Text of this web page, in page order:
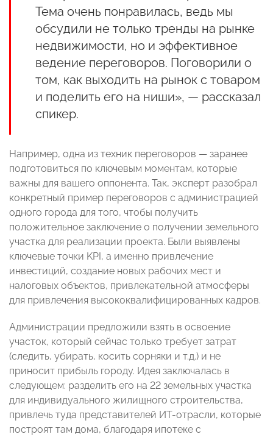
Тема очень понравилась, ведь мы
обсудили не только тренды на рынке
недвижимости, но и эффективное
ведение переговоров. Поговорили о
том, как выходить на рынок с товаром
и поделить его на ниши», — рассказал
спикер.
Например, одна из техник переговоров — заранее
подготовиться по ключевым моментам, которые
важны для вашего оппонента. Так, эксперт разобрал
конкретный пример переговоров с администрацией
одного города для того, чтобы получить
положительное заключение о получении земельного
участка для реализации проекта. Были выявлены
ключевые точки KPI, а именно привлечение
инвестиций, создание новых рабочих мест и
налоговых объектов, привлекательной атмосферы
для привлечения высококвалифицированных кадров.
Администрации предложили взять в освоение
участок, который сейчас только требует затрат
(следить, убирать, косить сорняки и т.д.) и не
приносит прибыль городу. Идея заключалась в
следующем: разделить его на 22 земельных участка
для индивидуального жилищного строительства,
привлечь туда представителей ИТ-отрасли, которые
построят там дома, благодаря ипотеке с